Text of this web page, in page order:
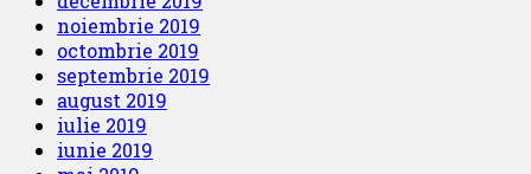
noiembrie 2019
octombrie 2019
septembrie 2019
august 2019
iulie 2019
iunie 2019